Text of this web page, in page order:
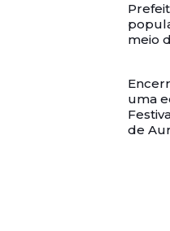
meio
uma
de